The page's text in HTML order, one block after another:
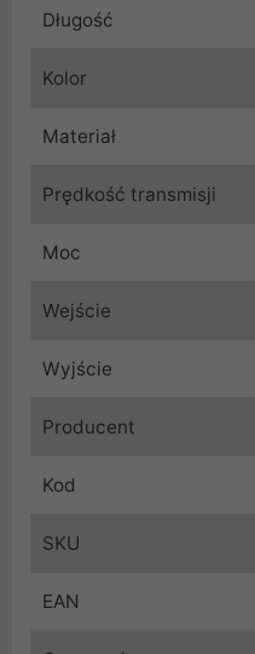
Długość
Kolor
Materiał
Prędkość transmisji
Moc
Wejście
Wyjście
Producent
Kod
SKU
EAN